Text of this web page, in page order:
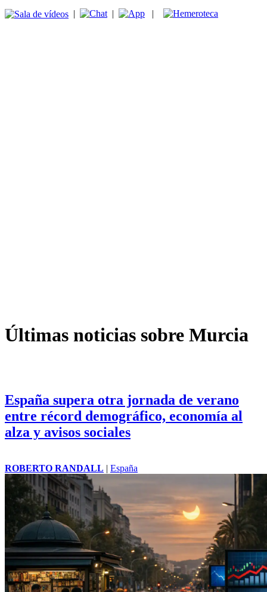
| | |
Últimas noticias sobre Murcia
España supera otra jornada de verano
entre récord demográfico, economía al
alza y avisos sociales
ROBERTO RANDALL | España